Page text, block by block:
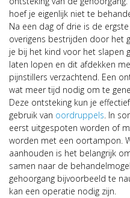
hoef je eigenlijk niet te
Na een dag of drie is de
overigens bestrijden door het
je bij het kind voor het slapen
laten lopen en dit afdekken
pijnstillers verzachtend. Een
wat meer tijd nodig om te
Deze ontsteking kun je
gebruik van oordruppels. In
eerst uitgespoten worden of
worden met een oortampon.
aanhouden is het belangrijk
samen naar de
gehoorgang bijvoorbeeld te
kan een operatie nodig zijn.